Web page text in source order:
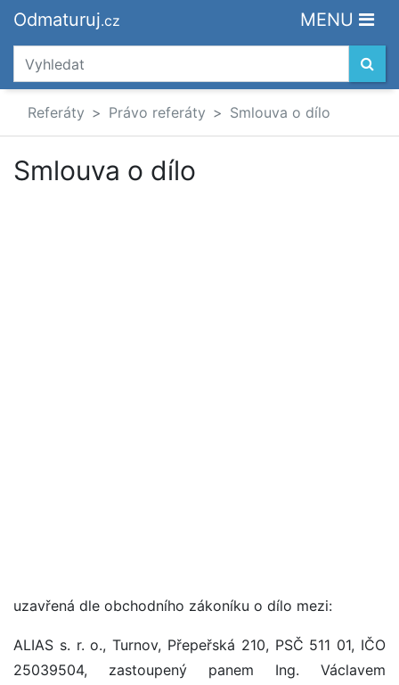
Odmaturuj.cz MENU
Referáty Právo referáty Smlouva o dílo
Smlouva o dílo
uzavřená dle obchodního zákoníku o dílo mezi:
ALIAS s. r. o., Turnov, Přepeřská 210, PSČ 511 01, IČO
25039504, zastoupený panem Ing. Václavem